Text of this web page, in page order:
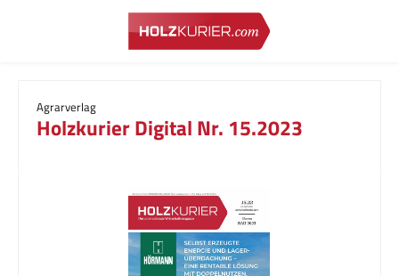
Zum Hauptinhalt springen
Agrarverlag
Holzkurier Digital Nr. 15.2023
Bildergalerie überspringen